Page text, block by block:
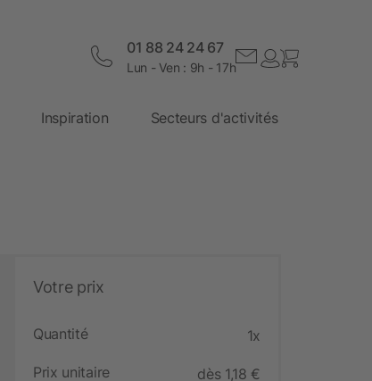
01 88 24 24 67
Lun - Ven : 9h - 17h
Inspiration Secteurs d'activités
Votre prix
Quantité 1x
Prix unitaire dès 1,18 €